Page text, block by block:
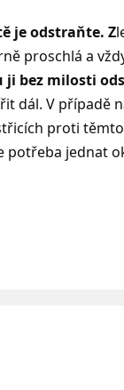
je odstraňte. Z
proschlá a
ji bez milosti
dál. V případě
proti
potřeba jednat